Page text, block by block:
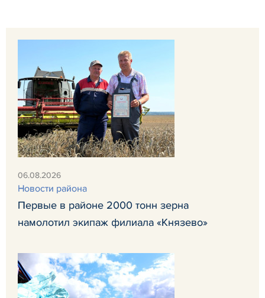
06.08.2026
Новости района
Первые в районе 2000 тонн зерна
намолотил экипаж филиала «Князево»